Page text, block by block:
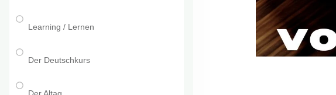
Learning / Lernen
Der Deutschkurs